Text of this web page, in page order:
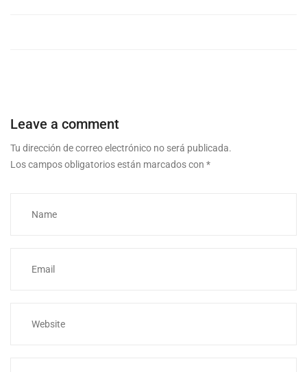
Leave a comment
Tu dirección de correo electrónico no será publicada.
Los campos obligatorios están marcados con *